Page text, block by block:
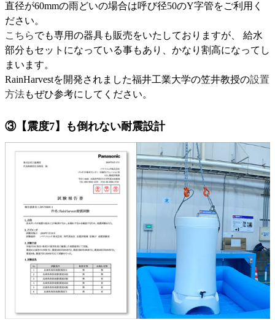
直径が60mmの雨どいの場合は呼び径50のY字管をご利用く
ださい。
こちらでも専用の器具も販売をいたしておりますが、 給水
部分もセットになっている事もあり、かなり割高になってし
まいます。
RainHarvestを開発されました福井工業大学の笠井教授の設置
方法もぜひ参考にしてください。
③【震度7】も倒れない耐震設計